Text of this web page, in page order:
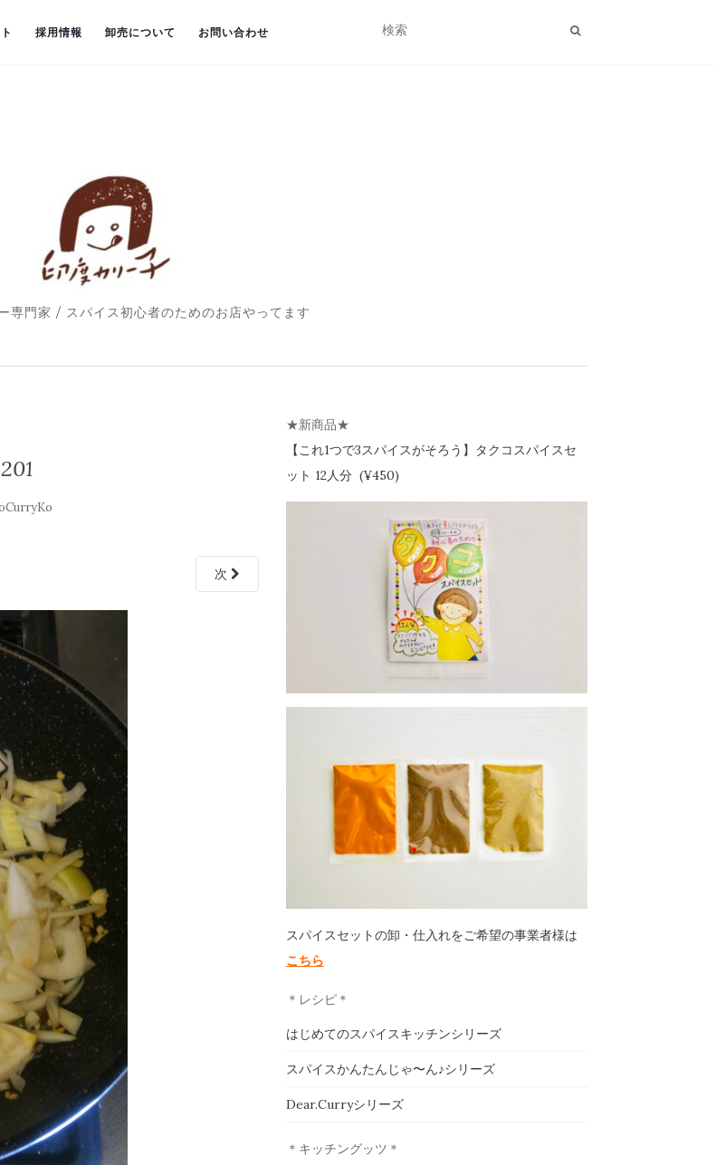
採用情報 卸売について お問い合わせ
専門家 / スパイス初心者のためのお店やってます
次
★新商品★
【これ1つで3スパイスがそろう】
タクコスパイスセ
ット 12人分 (¥450)
スパイスセットの卸・仕入れをご希望の事業者様は
こちら
＊レシピ＊
はじめてのスパイスキッチンシリーズ
スパイスかんたんじゃ〜ん♪シリーズ
Dear.Curryシリーズ
＊キッチングッツ＊